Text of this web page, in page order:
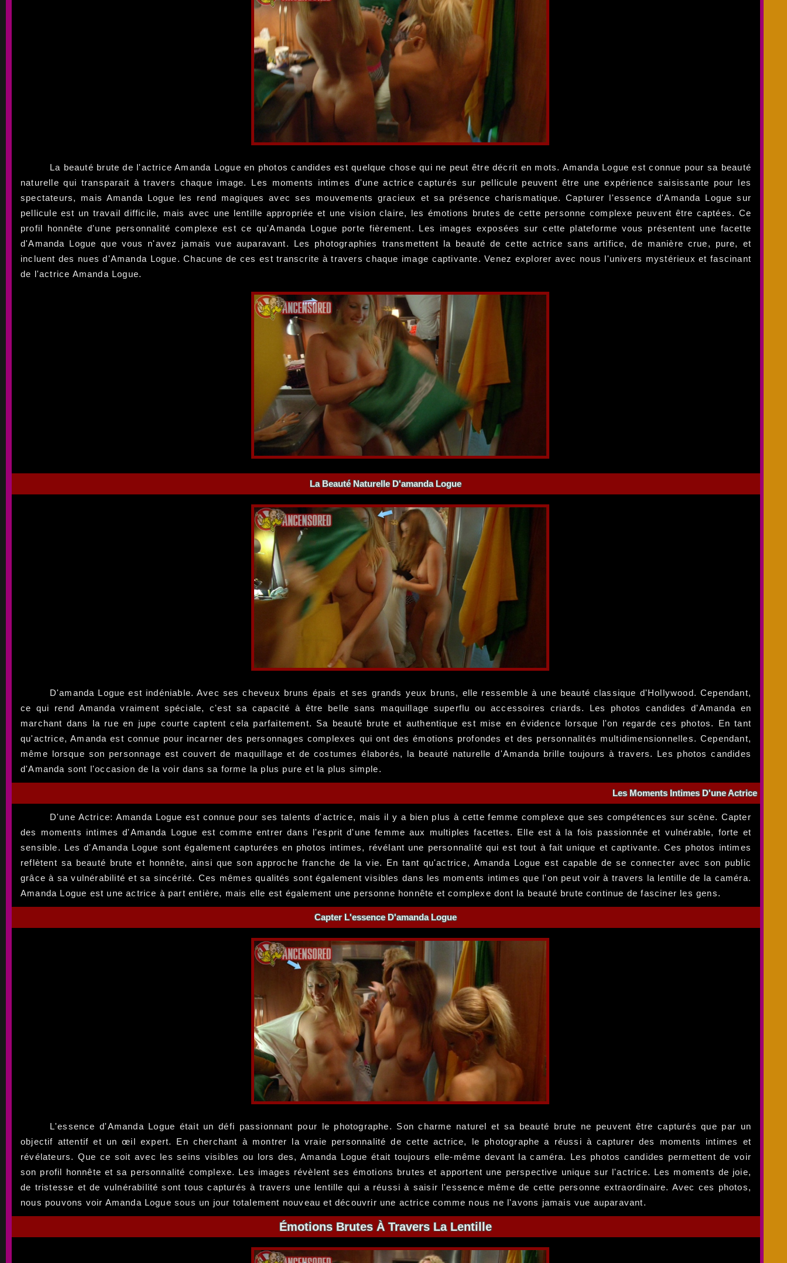
La beauté brute de l'actrice Amanda Logue en photos candides est quelque chose qui ne peut être décrit en mots. Amanda Logue est connue pour sa beauté
naturelle qui transparait à travers chaque image. Les moments intimes d'une actrice capturés sur pellicule peuvent être une expérience saisissante pour les
spectateurs, mais Amanda Logue les rend magiques avec ses mouvements gracieux et sa présence charismatique. Capturer l'essence d'Amanda Logue sur
pellicule est un travail difficile, mais avec une lentille appropriée et une vision claire, les émotions brutes de cette personne complexe peuvent être captées. Ce
profil honnête d'une personnalité complexe est ce qu'Amanda Logue porte fièrement. Les images exposées sur cette plateforme vous présentent une facette
d'Amanda Logue que vous n'avez jamais vue auparavant. Les photographies transmettent la beauté de cette actrice sans artifice, de manière crue, pure, et
incluent des nues d'Amanda Logue. Chacune de ces est transcrite à travers chaque image captivante. Venez explorer avec nous l'univers mystérieux et fascinant
de l'actrice Amanda Logue.
La Beauté Naturelle D'amanda Logue
D'amanda Logue est indéniable. Avec ses cheveux bruns épais et ses grands yeux bruns, elle ressemble à une beauté classique d'Hollywood. Cependant,
ce qui rend Amanda vraiment spéciale, c'est sa capacité à être belle sans maquillage superflu ou accessoires criards. Les photos candides d'Amanda en
marchant dans la rue en jupe courte captent cela parfaitement. Sa beauté brute et authentique est mise en évidence lorsque l'on regarde ces photos. En tant
qu'actrice, Amanda est connue pour incarner des personnages complexes qui ont des émotions profondes et des personnalités multidimensionnelles. Cependant,
même lorsque son personnage est couvert de maquillage et de costumes élaborés, la beauté naturelle d'Amanda brille toujours à travers. Les photos candides
d'Amanda sont l'occasion de la voir dans sa forme la plus pure et la plus simple.
Les Moments Intimes D'une Actrice
D'une Actrice: Amanda Logue est connue pour ses talents d'actrice, mais il y a bien plus à cette femme complexe que ses compétences sur scène. Capter
des moments intimes d'Amanda Logue est comme entrer dans l'esprit d'une femme aux multiples facettes. Elle est à la fois passionnée et vulnérable, forte et
sensible. Les d'Amanda Logue sont également capturées en photos intimes, révélant une personnalité qui est tout à fait unique et captivante. Ces photos intimes
reflètent sa beauté brute et honnête, ainsi que son approche franche de la vie. En tant qu'actrice, Amanda Logue est capable de se connecter avec son public
grâce à sa vulnérabilité et sa sincérité. Ces mêmes qualités sont également visibles dans les moments intimes que l'on peut voir à travers la lentille de la caméra.
Amanda Logue est une actrice à part entière, mais elle est également une personne honnête et complexe dont la beauté brute continue de fasciner les gens.
Capter L'essence D'amanda Logue
L'essence d'Amanda Logue était un défi passionnant pour le photographe. Son charme naturel et sa beauté brute ne peuvent être capturés que par un
objectif attentif et un œil expert. En cherchant à montrer la vraie personnalité de cette actrice, le photographe a réussi à capturer des moments intimes et
révélateurs. Que ce soit avec les seins visibles ou lors des, Amanda Logue était toujours elle-même devant la caméra. Les photos candides permettent de voir
son profil honnête et sa personnalité complexe. Les images révèlent ses émotions brutes et apportent une perspective unique sur l'actrice. Les moments de joie,
de tristesse et de vulnérabilité sont tous capturés à travers une lentille qui a réussi à saisir l'essence même de cette personne extraordinaire. Avec ces photos,
nous pouvons voir Amanda Logue sous un jour totalement nouveau et découvrir une actrice comme nous ne l'avons jamais vue auparavant.
Émotions Brutes À Travers La Lentille